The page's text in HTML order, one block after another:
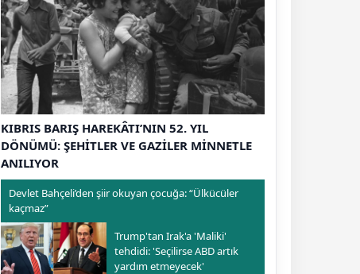
KIBRIS BARIŞ HAREKÂTI’NIN 52. YIL
DÖNÜMÜ: ŞEHİTLER VE GAZİLER MİNNETLE
ANILIYOR
Devlet Bahçeli’den şiir okuyan çocuğa: “Ülkücüler
kaçmaz”
Trump'tan Irak'a 'Maliki'
tehdidi: 'Seçilirse ABD artık
yardım etmeyecek'